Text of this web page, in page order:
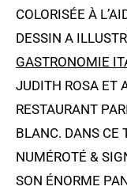
COLORISÉE À
DESSIN A
GASTRONOMIE
JUDITH ROSA ET
RESTAURANT
BLANC. DANS CE
NUMÉROTÉ &
SON ÉNORME